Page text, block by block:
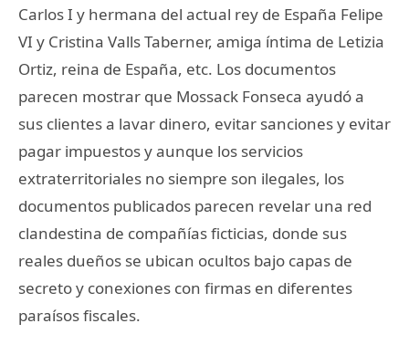
Carlos I y hermana del actual rey de España Felipe
VI y Cristina Valls Taberner, amiga íntima de Letizia
Ortiz, reina de España, etc. Los documentos
parecen mostrar que Mossack Fonseca ayudó a
sus clientes a lavar dinero, evitar sanciones y evitar
pagar impuestos y aunque los servicios
extraterritoriales no siempre son ilegales, los
documentos publicados parecen revelar una red
clandestina de compañías ficticias, donde sus
reales dueños se ubican ocultos bajo capas de
secreto y conexiones con firmas en diferentes
paraísos fiscales.